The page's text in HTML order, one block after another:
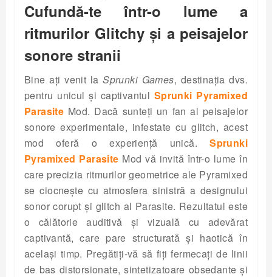
Cufundă-te într-o lume a
ritmurilor Glitchy și a peisajelor
sonore stranii
Bine ați venit laSprunki Games, destinația dvs.
pentru unicul și captivantul Sprunki Pyramixed
Parasite Mod. Dacă sunteți un fan al peisajelor
sonore experimentale, infestate cu glitch, acest
mod oferă o experiență unică.Sprunki
Pyramixed Parasite Mod vă invită într-o lume în
care precizia ritmurilor geometrice ale Pyramixed
se ciocnește cu atmosfera sinistră a designului
sonor corupt și glitch al Parasite. Rezultatul este
o călătorie auditivă și vizuală cu adevărat
captivantă, care pare structurată și haotică în
același timp. Pregătiți-vă să fiți fermecați de linii
de bas distorsionate, sintetizatoare obsedante și